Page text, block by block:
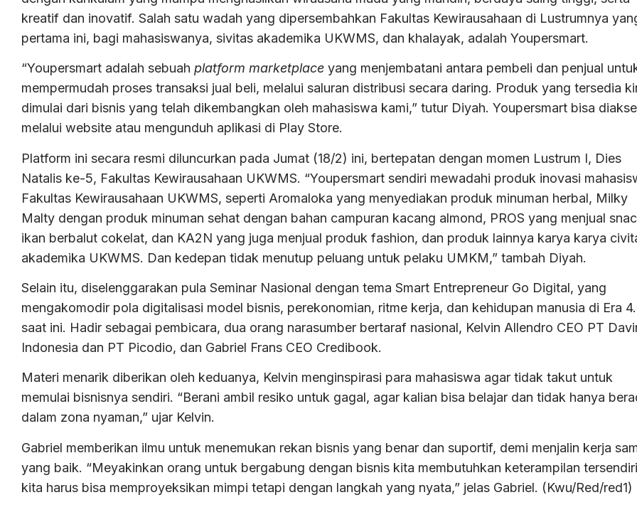
kreatif dan inovatif. Salah satu wadah yang dipersembahkan Fakultas Kewirausahaan di Lustrumnya
pertama ini, bagi mahasiswanya, sivitas akademika UKWMS, dan khalayak, adalah Youpersmart.
“Youpersmart adalah sebuah platform marketplace yang menjembatani antara pembeli dan penjual
mempermudah proses transaksi jual beli, melalui saluran distribusi secara daring. Produk yang tersedia
dimulai dari bisnis yang telah dikembangkan oleh mahasiswa kami,” tutur Diyah. Youpersmart bisa
melalui website atau mengunduh aplikasi di Play Store.
Platform ini secara resmi diluncurkan pada Jumat (18/2) ini, bertepatan dengan momen Lustrum I, Dies
Natalis ke-5, Fakultas Kewirausahaan UKWMS. “Youpersmart sendiri mewadahi produk inovasi
Fakultas Kewirausahaan UKWMS, seperti Aromaloka yang menyediakan produk minuman herbal, Milky
Malty dengan produk minuman sehat dengan bahan campuran kacang almond, PROS yang menjual
ikan berbalut cokelat, dan KA2N yang juga menjual produk fashion, dan produk lainnya karya karya
akademika UKWMS. Dan kedepan tidak menutup peluang untuk pelaku UMKM,” tambah Diyah.
Selain itu, diselenggarakan pula Seminar Nasional dengan tema Smart Entrepreneur Go Digital, yang
mengakomodir pola digitalisasi model bisnis, perekonomian, ritme kerja, dan kehidupan manusia di Era
saat ini. Hadir sebagai pembicara, dua orang narasumber bertaraf nasional, Kelvin Allendro CEO PT
Indonesia dan PT Picodio, dan Gabriel Frans CEO Credibook.
Materi menarik diberikan oleh keduanya, Kelvin menginspirasi para mahasiswa agar tidak takut untuk
memulai bisnisnya sendiri. “Berani ambil resiko untuk gagal, agar kalian bisa belajar dan tidak hanya
dalam zona nyaman,” ujar Kelvin.
Gabriel memberikan ilmu untuk menemukan rekan bisnis yang benar dan suportif, demi menjalin kerja
yang baik. “Meyakinkan orang untuk bergabung dengan bisnis kita membutuhkan keterampilan
kita harus bisa memproyeksikan mimpi tetapi dengan langkah yang nyata,” jelas Gabriel. (Kwu/Red/red1)